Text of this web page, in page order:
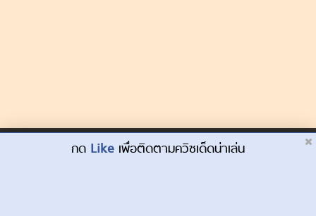
Dek-D.com ใช้คุกกี้เพื่อพัฒนาประสบการณ์ของ
กด Like เพื่อติดตามควิซเด็ดน่าเล่น